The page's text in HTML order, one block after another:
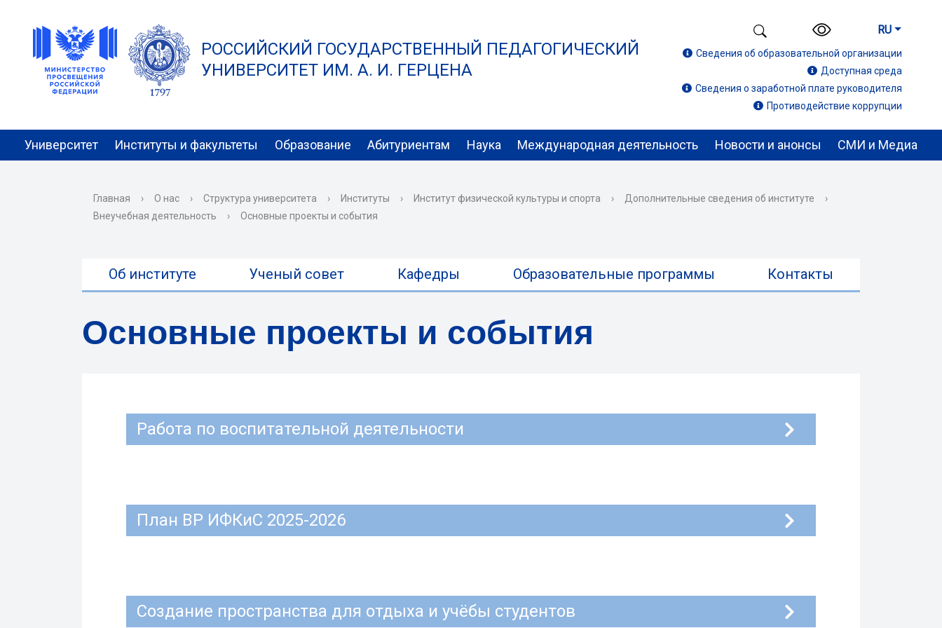
РОССИЙСКИЙ ГОСУДАРСТВЕННЫЙ ПЕДАГОГИЧЕСКИЙ
УНИВЕРСИТЕТ ИМ. А. И. ГЕРЦЕНА
RU
Сведения об образовательной организации
Доступная среда
Сведения о заработной плате руководителя
Противодействие коррупции
Университет Институты и факультеты Образование Абитуриентам Наука Международная деятельность Новости и анонсы СМИ и Медиа
Главная › О нас › Структура университета › Институты › Институт физической культуры и спорта › Дополнительные сведения об институте
›
Внеучебная деятельность
› Основные проекты и события
Об институте Ученый совет Кафедры Образовательные программы Контакты
Основные проекты и события
Работа по воспитательной деятельности
План ВР ИФКиС 2025-2026
Создание пространства для отдыха и учёбы студентов